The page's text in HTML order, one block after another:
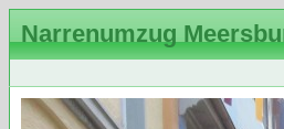
Narrenumzug